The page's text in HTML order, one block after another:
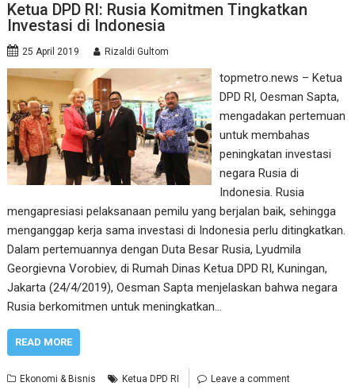
Ketua DPD RI: Rusia Komitmen Tingkatkan
Investasi di Indonesia
25 April 2019 Rizaldi Gultom
topmetro.news – Ketua
DPD RI, Oesman Sapta,
mengadakan pertemuan
untuk membahas
peningkatan investasi
negara Rusia di
Indonesia. Rusia
mengapresiasi pelaksanaan pemilu yang berjalan baik, sehingga
menganggap kerja sama investasi di Indonesia perlu ditingkatkan.
Dalam pertemuannya dengan Duta Besar Rusia, Lyudmila
Georgievna Vorobiev, di Rumah Dinas Ketua DPD RI, Kuningan,
Jakarta (24/4/2019), Oesman Sapta menjelaskan bahwa negara
Rusia berkomitmen untuk meningkatkan…
READ MORE
Ekonomi & Bisnis Ketua DPD RI Leave a comment